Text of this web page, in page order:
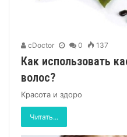
cDoctor 0 137
Как использовать
волос?
Красота и здоро
Читать...